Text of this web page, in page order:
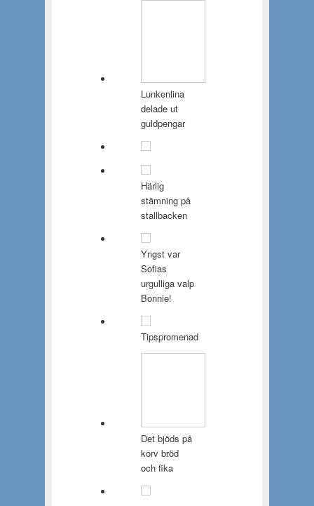
Lunkenlina
delade ut
guldpengar
Härlig
stämning på
stallbacken
Yngst var
Sofias
urgulliga valp
Bonnie!
Tipspromenad
Det bjöds på
korv bröd
och fika